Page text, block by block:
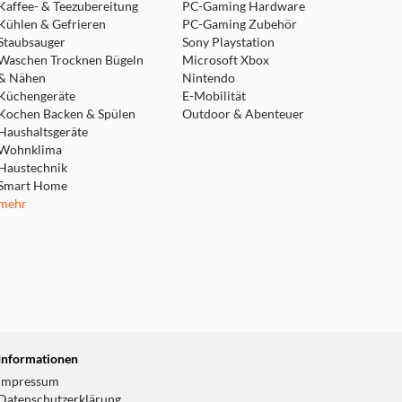
& Teezubereitung
& Gefrieren
Trocknen Bügeln
Nähen
Backen & Spülen
Home
PC-Gaming Hardware
PC-Gaming Zubehör
Sony Playstation
Microsoft Xbox
Nintendo
E-Mobilität
Outdoor & Abenteuer